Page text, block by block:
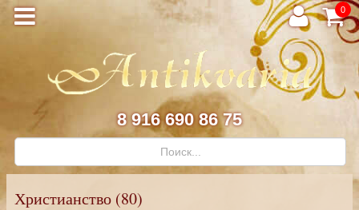
0
8 916 690 86 75
Христианство (80)